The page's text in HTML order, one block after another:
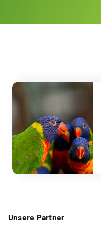
Unsere Partner